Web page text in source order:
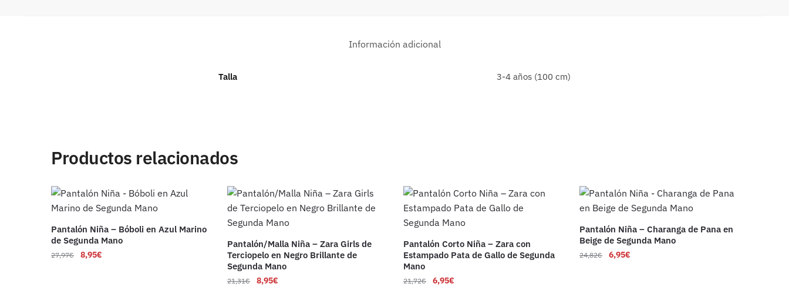
Información adicional
Talla 3-4 años (100 cm)
Productos relacionados
Pantalón Niña – Bóboli en Azul Marino
de Segunda Mano
27,97€ 8,95€
Pantalón/Malla Niña – Zara Girls de
Terciopelo en Negro Brillante de
Segunda Mano
21,31€ 8,95€
Pantalón Corto Niña – Zara con
Estampado Pata de Gallo de Segunda
Mano
21,72€ 6,95€
Pantalón Niña – Charanga de Pana en
Beige de Segunda Mano
24,82€ 6,95€